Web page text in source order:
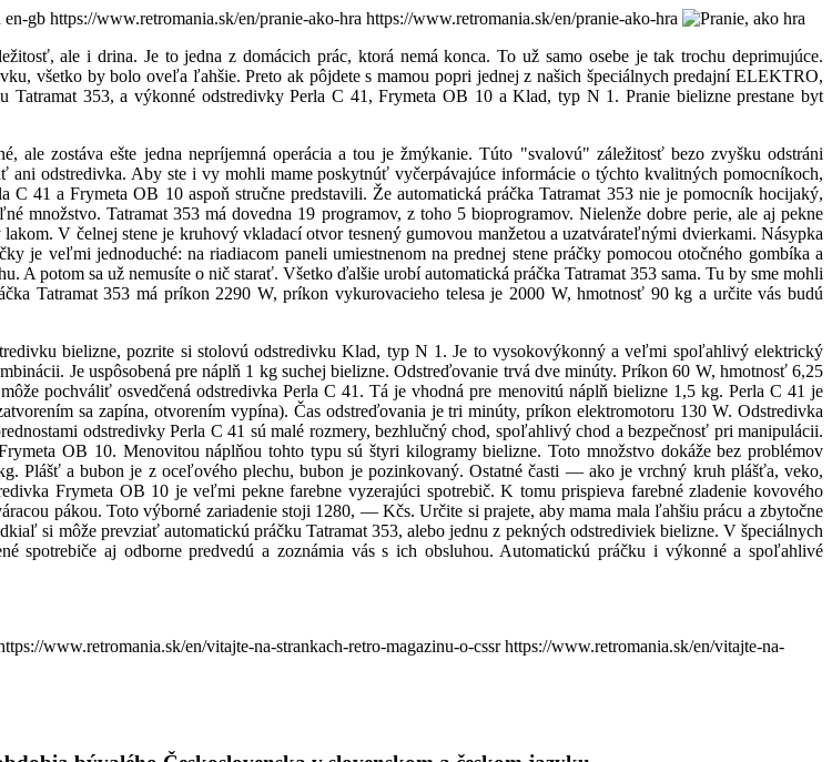
en-gb https://www.retromania.sk/en/pranie-ako-hra https://www.retromania.sk/en/pranie-ako-hra
ale i drina. Je to jedna z domácich prác, ktorá nemá konca. To už samo osebe je tak trochu deprimujúce.
všetko by bolo oveľa ľahšie. Preto ak pôjdete s mamou popri jednej z našich špeciálnych predajní ELEKTRO,
353, a výkonné odstredivky Perla C 41, Frymeta OB 10 a Klad, typ N 1. Pranie bielizne prestane byt
zostáva ešte jedna nepríjemná operácia a tou je žmýkanie. Túto "svalovú" záležitosť bezo zvyšku odstráni
odstredivka. Aby ste i vy mohli mame poskytnúť vyčerpávajúce informácie o týchto kvalitných pomocníkoch,
41 a Frymeta OB 10 aspoň stručne predstavili. Že automatická práčka Tatramat 353 nie je pomocník hocijaký,
množstvo. Tatramat 353 má dovedna 19 programov, z toho 5 bioprogramov. Nielenže dobre perie, ale aj pekne
V čelnej stene je kruhový vkladací otvor tesnený gumovou manžetou a uzatvárateľnými dvierkami. Násypka
je veľmi jednoduché: na riadiacom paneli umiestnenom na prednej stene práčky pomocou otočného gombíka a
A potom sa už nemusíte o nič starať. Všetko ďalšie urobí automatická práčka Tatramat 353 sama. Tu by sme mohli
Tatramat 353 má príkon 2290 W, príkon vykurovacieho telesa je 2000 W, hmotnosť 90 kg a určite vás budú
bielizne, pozrite si stolovú odstredivku Klad, typ N 1. Je to vysokovýkonný a veľmi spoľahlivý elektrický
Je uspôsobená pre náplň 1 kg suchej bielizne. Odstreďovanie trvá dve minúty. Príkon 60 W, hmotnosť 6,25
pochváliť osvedčená odstredivka Perla C 41. Tá je vhodná pre menovitú náplň bielizne 1,5 kg. Perla C 41 je
sa zapína, otvorením vypína). Čas odstreďovania je tri minúty, príkon elektromotoru 130 W. Odstredivka
odstredivky Perla C 41 sú malé rozmery, bezhlučný chod, spoľahlivý chod a bezpečnosť pri manipulácii.
OB 10. Menovitou náplňou tohto typu sú štyri kilogramy bielizne. Toto množstvo dokáže bez problémov
Plášť a bubon je z oceľového plechu, bubon je pozinkovaný. Ostatné časti — ako je vrchný kruh plášťa, veko,
Frymeta OB 10 je veľmi pekne farebne vyzerajúci spotrebič. K tomu prispieva farebné zladenie kovového
pákou. Toto výborné zariadenie stoji 1280, — Kčs. Určite si prajete, aby mama mala ľahšiu prácu a zbytočne
si môže prevziať automatickú práčku Tatramat 353, alebo jednu z pekných odstrediviek bielizne. V špeciálnych
spotrebiče aj odborne predvedú a zoznámia vás s ich obsluhou. Automatickú práčku i výkonné a spoľahlivé
www.retromania.sk/en/vitajte-na-strankach-retro-magazinu-o-cssrhttps://www.retromania.sk/en/vitajte-na-